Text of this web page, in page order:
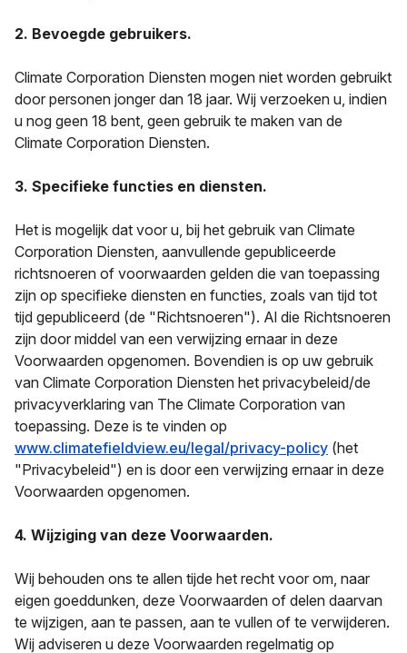
2. Bevoegde gebruikers.
Climate Corporation Diensten mogen niet worden gebruikt
door personen jonger dan 18 jaar. Wij verzoeken u, indien
u nog geen 18 bent, geen gebruik te maken van de
Climate Corporation Diensten.
3. Specifieke functies en diensten.
Het is mogelijk dat voor u, bij het gebruik van Climate
Corporation Diensten, aanvullende gepubliceerde
richtsnoeren of voorwaarden gelden die van toepassing
zijn op specifieke diensten en functies, zoals van tijd tot
tijd gepubliceerd (de "Richtsnoeren"). Al die Richtsnoeren
zijn door middel van een verwijzing ernaar in deze
Voorwaarden opgenomen. Bovendien is op uw gebruik
van Climate Corporation Diensten het privacybeleid/de
privacyverklaring van The Climate Corporation van
toepassing. Deze is te vinden op
www.climatefieldview.eu/legal/privacy-policy (het
"Privacybeleid") en is door een verwijzing ernaar in deze
Voorwaarden opgenomen.
4. Wijziging van deze Voorwaarden.
Wij behouden ons te allen tijde het recht voor om, naar
eigen goeddunken, deze Voorwaarden of delen daarvan
te wijzigen, aan te passen, aan te vullen of te verwijderen.
Wij adviseren u deze Voorwaarden regelmatig op